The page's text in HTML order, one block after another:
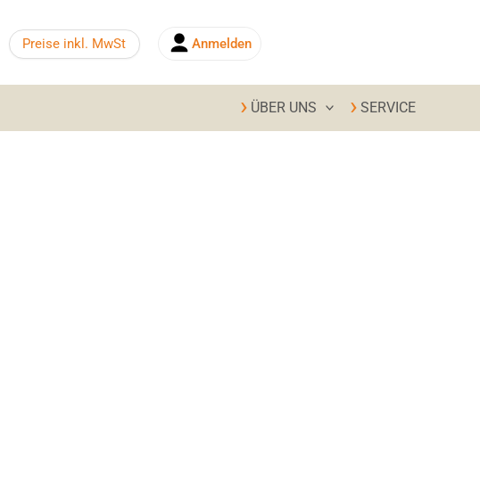
Preise inkl. MwSt Anmelden
ÜBER UNS SERVICE